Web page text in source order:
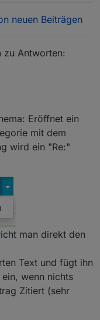
neuen Beiträgen
zu Antworten:
Eröffnet ein
mit dem
wird ein "Re:"
man direkt den
Text und fügt ihn
wenn nichts
Zitiert (sehr